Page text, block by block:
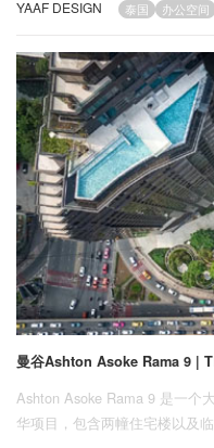
YAAF DESIGN 泰国 办公空间
曼谷Ashton Asoke Rama 9 |
Ashton Asoke Rama 9 是一个
华项目，包含两幢住宅楼以及